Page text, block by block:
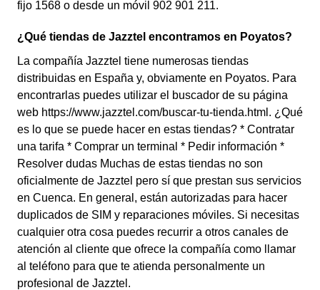
fijo 1568 o desde un móvil 902 901 211.
¿Qué tiendas de Jazztel encontramos en Poyatos?
La compañía Jazztel tiene numerosas tiendas
distribuidas en España y, obviamente en Poyatos. Para
encontrarlas puedes utilizar el buscador de su página
web https://www.jazztel.com/buscar-tu-tienda.html. ¿Qué
es lo que se puede hacer en estas tiendas? * Contratar
una tarifa * Comprar un terminal * Pedir información *
Resolver dudas Muchas de estas tiendas no son
oficialmente de Jazztel pero sí que prestan sus servicios
en Cuenca. En general, están autorizadas para hacer
duplicados de SIM y reparaciones móviles. Si necesitas
cualquier otra cosa puedes recurrir a otros canales de
atención al cliente que ofrece la compañía como llamar
al teléfono para que te atienda personalmente un
profesional de Jazztel.